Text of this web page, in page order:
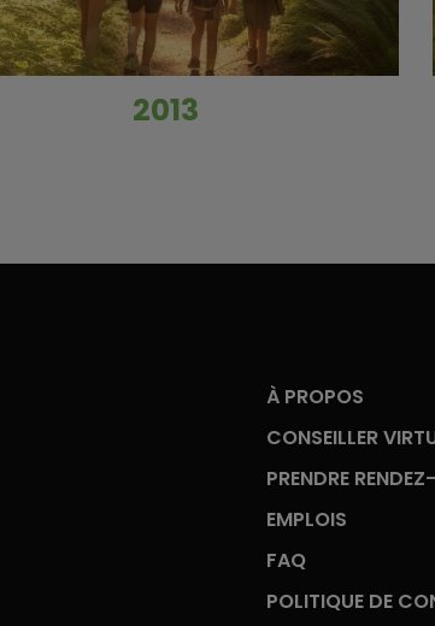
2013
À PROPOS
CONSEILLER
PRENDRE
EMPLOIS
FAQ
POLITIQUE DE